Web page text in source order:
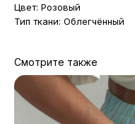
Цвет: Розовый
Тип ткани: Облегчённый
Смотрите также